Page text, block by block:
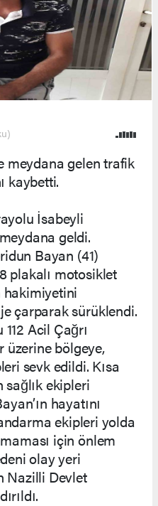
meydana gelen trafik
kaybetti.
İsabeyli
geldi.
Bayan (41)
plakalı motosiklet
çarparak sürüklendi.
Acil Çağrı
üzerine bölgeye,
sevk edildi. Kısa
ekipleri
hayatını
ekipleri yolda
için önlem
olay yeri
Nazilli Devlet